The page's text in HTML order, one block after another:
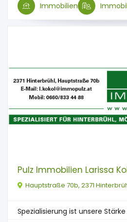
Immobilien
Pulz Immobilien Larissa
Hauptstraße 70b, 2371
Spezialisierung ist unsere